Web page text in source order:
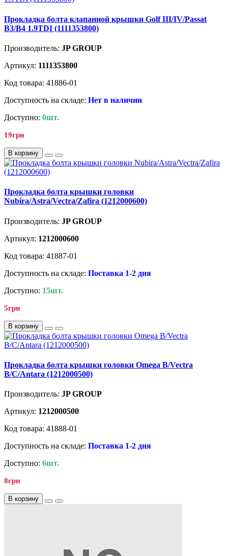
Прокладка болта клапанной крышки Golf III/IV/Passat
B3/B4 1.9TDI (1111353800)
Производитель: JP GROUP
Артикул: 1111353800
Код товара: 41886-01
Доступность на складе: Нет в наличии
Доступно: 0шт.
19грн
В корзину
Прокладка болта крышки головки
Nubira/Astra/Vectra/Zafira (1212000600)
Производитель: JP GROUP
Артикул: 1212000600
Код товара: 41887-01
Доступность на складе: Поставка 1-2 дня
Доступно: 15шт.
5грн
В корзину
Прокладка болта крышки головки Omega B/Vectra
B/C/Antara (1212000500)
Производитель: JP GROUP
Артикул: 1212000500
Код товара: 41888-01
Доступность на складе: Поставка 1-2 дня
Доступно: 6шт.
8грн
В корзину